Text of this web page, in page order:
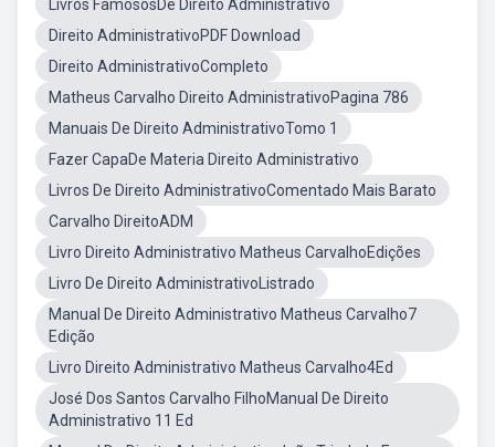
Livros FamososDe Direito Administrativo
Direito AdministrativoPDF Download
Direito AdministrativoCompleto
Matheus Carvalho Direito AdministrativoPagina 786
Manuais De Direito AdministrativoTomo 1
Fazer CapaDe Materia Direito Administrativo
Livros De Direito AdministrativoComentado Mais Barato
Carvalho DireitoADM
Livro Direito Administrativo Matheus CarvalhoEdições
Livro De Direito AdministrativoListrado
Manual De Direito Administrativo Matheus Carvalho7
Edição
Livro Direito Administrativo Matheus Carvalho4Ed
José Dos Santos Carvalho FilhoManual De Direito
Administrativo 11 Ed